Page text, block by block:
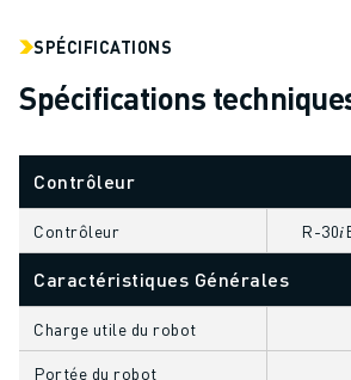
APPLICATIONS
TOUTES LES APPLICATIONS
USINAGE 5 AXES
ASSEMBLAGE
RECTIFICATION CNC
FRAISAGE CNC
TOURNAGE CNC
PERÇAGE ET TARAUDAGE À GRANDE VITESSE
MOULAGE PAR INJECTION
ENTRETIEN DES MACHINES
SPÉCIFICATIONS
Spécifications
Contrôleur
Contrôleur R-
Caractéristiques Générales
Charge utile du robot
Portée du robot